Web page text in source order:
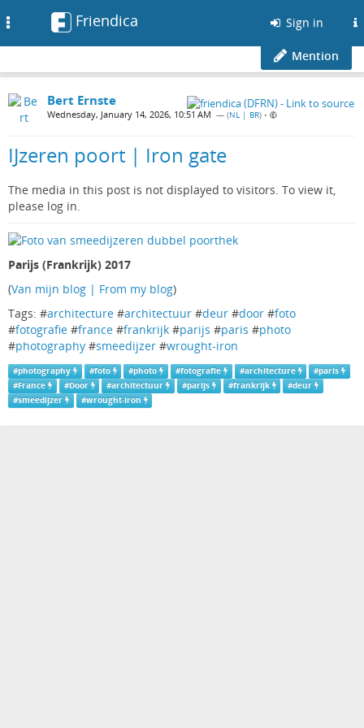
Friendica Sign in
Mention
Bert Ernste
Wednesday, January 14, 2026, 10:51 AM — (NL | BR) •
IJzeren poort | Iron gate
The media in this post is not displayed to visitors. To view it,
please log in.
Parijs (Frankrijk) 2017
(Van mijn blog | From my blog)
Tags: #architecture #architectuur #deur #door #foto
#fotografie #france #frankrijk #parijs #paris #photo
#photography #smeedijzer #wrought-iron
#photography #foto #photo #fotografie #architecture #paris
#France #Door #architectuur #parijs #frankrijk #deur
#smeedijzer #wrought-iron